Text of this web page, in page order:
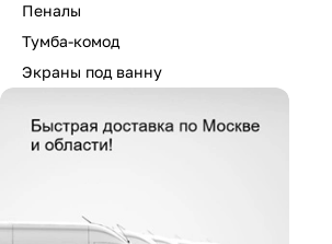
Пеналы
Тумба-комод
Экраны под ванну